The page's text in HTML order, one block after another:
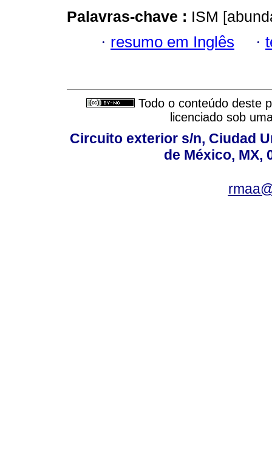
Palavras-chave : ISM
· resumo em Inglês ·
Todo o conteúdo deste
licenciado sob
Circuito exterior s/n, Ciudad
de México, MX,